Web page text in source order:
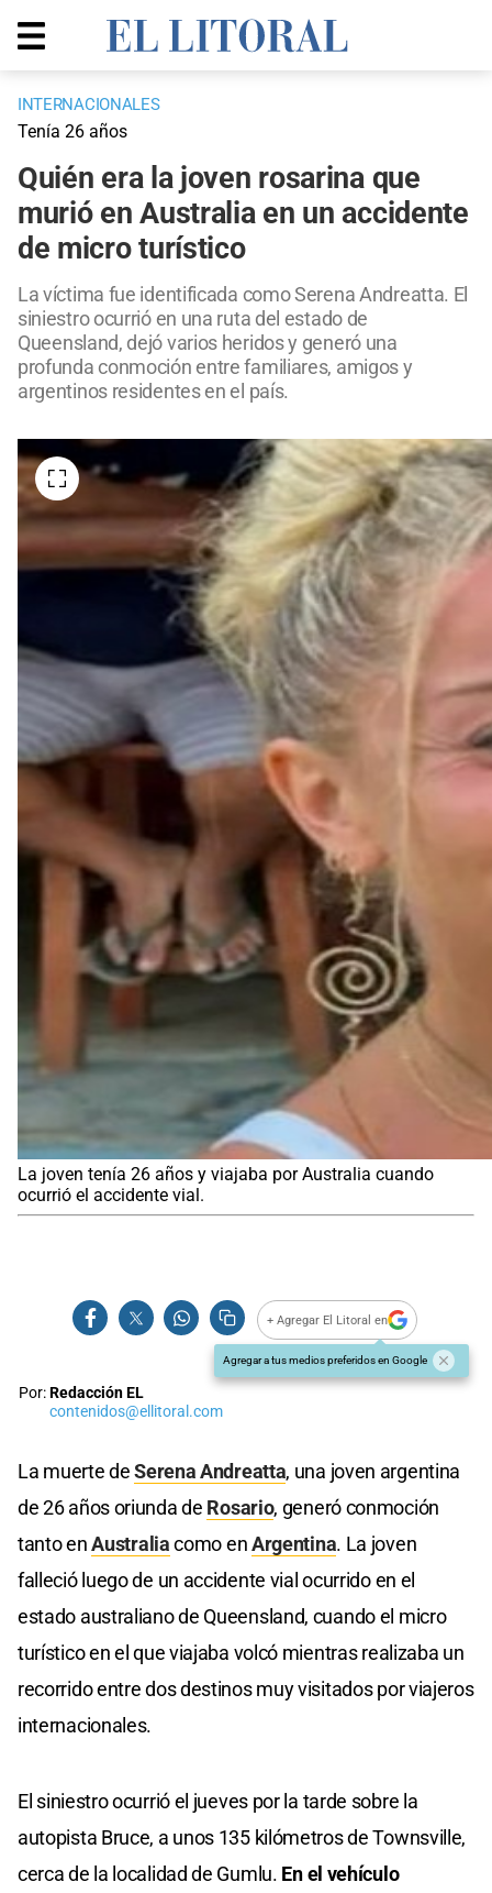
INTERNACIONALES
Tenía 26 años
Quién era la joven rosarina que
murió en Australia en un accidente
de micro turístico
La víctima fue identificada como Serena Andreatta. El
siniestro ocurrió en una ruta del estado de
Queensland, dejó varios heridos y generó una
profunda conmoción entre familiares, amigos y
argentinos residentes en el país.
La joven tenía 26 años y viajaba por Australia cuando
ocurrió el accidente vial.
+ Agregar El Litoral en
Agregar a tus medios preferidos en Google
Por:Redacción EL
contenidos@ellitoral.com
La muerte deSerena Andreatta, una joven argentina
de 26 años oriunda de Rosario, generó conmoción
tanto enAustraliacomo enArgentina. La joven
falleció luego de un accidente vial ocurrido en el
estado australiano de Queensland, cuando el micro
turístico en el que viajaba volcó mientras realizaba un
recorrido entre dos destinos muy visitados por viajeros
internacionales.
El siniestro ocurrió el jueves por la tarde sobre la
autopista Bruce, a unos 135 kilómetros de Townsville,
cerca de la localidad de Gumlu. En el vehículo